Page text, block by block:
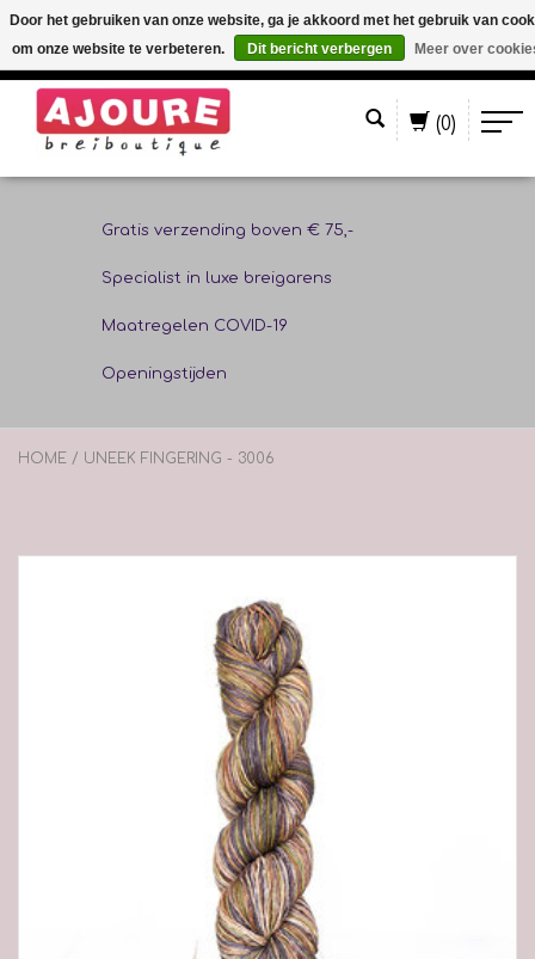
(0)
Gratis verzending boven € 75,-
Specialist in luxe breigarens
Maatregelen COVID-19
Openingstijden
HOME / UNEEK FINGERING - 3006
Door het gebruiken van onze website, ga je akkoord met het gebruik van
om onze website te verbeteren.
Dit bericht verbergen Meer over